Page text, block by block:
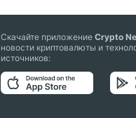
Скачайте приложениеCrypto
новости криптовалюты и
источников: